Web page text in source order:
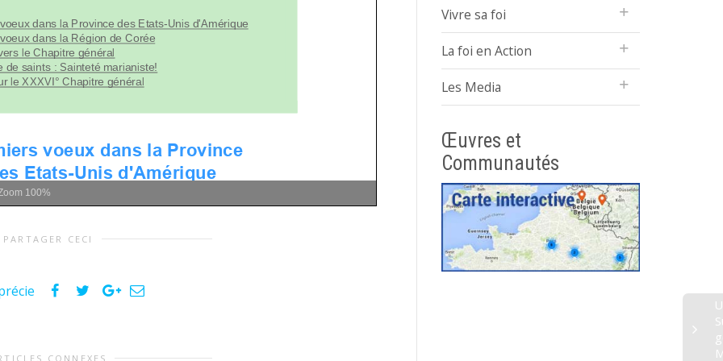
100%
PARTAGER CECI
CONNEXES
Vivre sa foi
La foi en Action
Les Media
Œuvres et
Communautés